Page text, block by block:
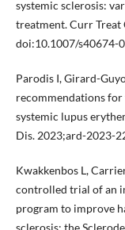
systemic sclerosis:
treatment. Curr Treat
doi:10.1007/s40674-
Parodis I, Girard-
recommendations
systemic lupus
Dis. 2023;ard-2023-
Kwakkenbos L,
controlled trial of an
program to improve